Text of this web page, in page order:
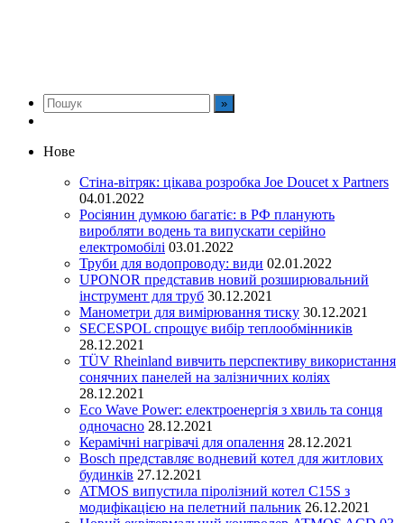
Нове
Стіна-вітряк: цікава розробка Joe Doucet x Partners
04.01.2022
Росіянин думкою багатіє: в РФ планують
виробляти водень та випускати серійно
електромобілі 03.01.2022
Труби для водопроводу: види 02.01.2022
UPONOR представив новий розширювальний
інструмент для труб 30.12.2021
Манометри для вимірювання тиску 30.12.2021
SECESPOL спрощує вибір теплообмінників
28.12.2021
TÜV Rheinland вивчить перспективу використання
сонячних панелей на залізничних коліях
28.12.2021
Eco Wave Power: електроенергія з хвиль та сонця
одночасно 28.12.2021
Керамічні нагрівачі для опалення 28.12.2021
Bosch представляє водневий котел для житлових
будинків 27.12.2021
ATMOS випустила піролізний котел C15S з
модифікацією на пелетний пальник 26.12.2021